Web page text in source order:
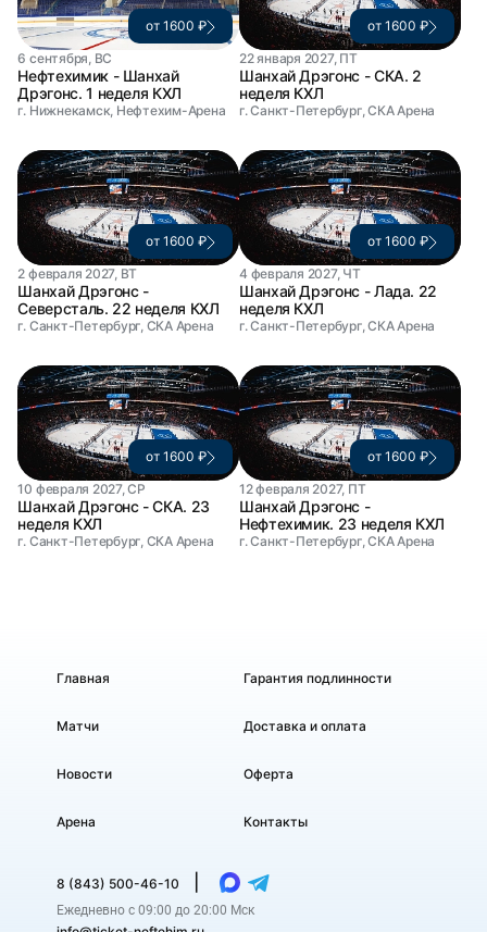
от 1600 ₽
6 сентября, ВС
Нефтехимик - Шанхай
Дрэгонс. 1 неделя КХЛ
г. Нижнекамск, Нефтехим-Арена
от 1600 ₽
22 января 2027, ПТ
Шанхай Дрэгонс - СКА. 2
неделя КХЛ
г. Санкт-Петербург, СКА Арена
от 1600 ₽
2 февраля 2027, ВТ
Шанхай Дрэгонс -
Северсталь. 22 неделя КХЛ
г. Санкт-Петербург, СКА Арена
от 1600 ₽
4 февраля 2027, ЧТ
Шанхай Дрэгонс - Лада. 22
неделя КХЛ
г. Санкт-Петербург, СКА Арена
от 1600 ₽
10 февраля 2027, СР
Шанхай Дрэгонс - СКА. 23
неделя КХЛ
г. Санкт-Петербург, СКА Арена
от 1600 ₽
12 февраля 2027, ПТ
Шанхай Дрэгонс -
Нефтехимик. 23 неделя КХЛ
г. Санкт-Петербург, СКА Арена
Главная
Матчи
Новости
Арена
Гарантия подлинности
Доставка и оплата
Оферта
Контакты
8 (843) 500-46-10
Ежедневно с 09:00 до 20:00 Мск